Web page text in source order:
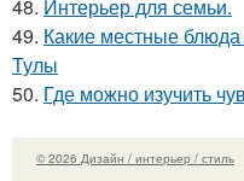
48. Интерьер для семьи.
49. Какие местные блюда
Тулы
50. Где можно изучить
© 2026 Дизайн / интерьер / стиль